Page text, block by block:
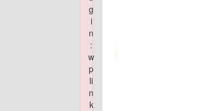
g
i
n
:
w
p
li
n
k